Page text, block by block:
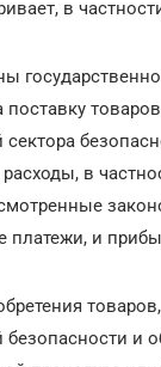
в
поставку
сектора
в
платежи, и
безопасности и